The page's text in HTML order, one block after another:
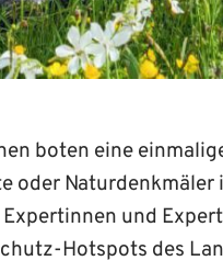
boten eine
oder
und
Hotspots des